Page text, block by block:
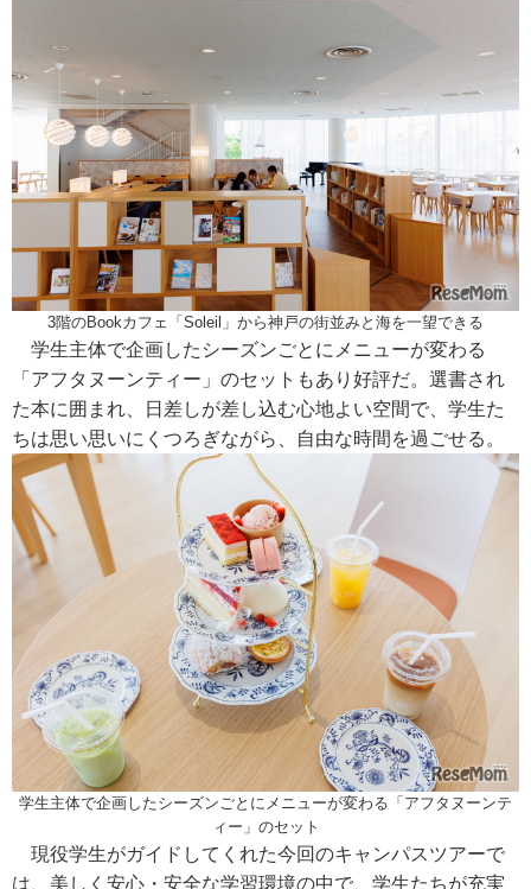
3階のBookカフェ「Soleil」から神戸の街並みと海を一望できる
学生主体で企画したシーズンごとにメニューが変わる
「アフタヌーンティー」のセットもあり好評だ。選書され
た本に囲まれ、日差しが差し込む心地よい空間で、学生た
ちは思い思いにくつろぎながら、自由な時間を過ごせる。
学生主体で企画したシーズンごとにメニューが変わる「アフタヌーンテ
ィー」のセット
現役学生がガイドしてくれた今回のキャンパスツアーで
は、美しく安心・安全な学習環境の中で、学生たちが充実